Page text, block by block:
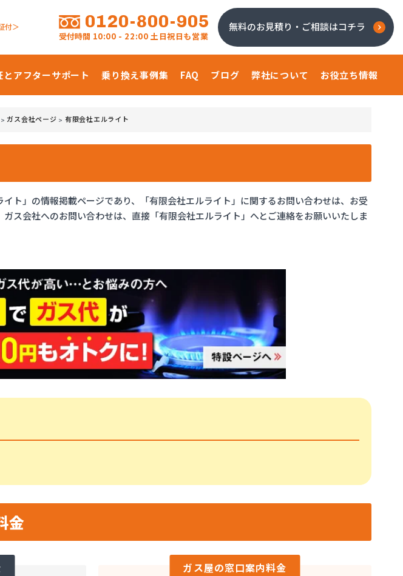
付＞ 0120-800-905
受付時間 10:00 - 22:00 土日祝日も営業
無料のお見積り・ご相談はコチラ
とアフターサポート 乗り換え事例集 FAQ ブログ 弊社について お役立ち情報
>ガス会社ページ > 有限会社エルライト
ト」の情報掲載ページであり、「有限会社エルライト」に関するお問い合わせは、お受
ス会社へのお問い合わせは、直接「有限会社エルライト」へとご連絡をお願いいたしま
金
ガス屋の窓口案内料金